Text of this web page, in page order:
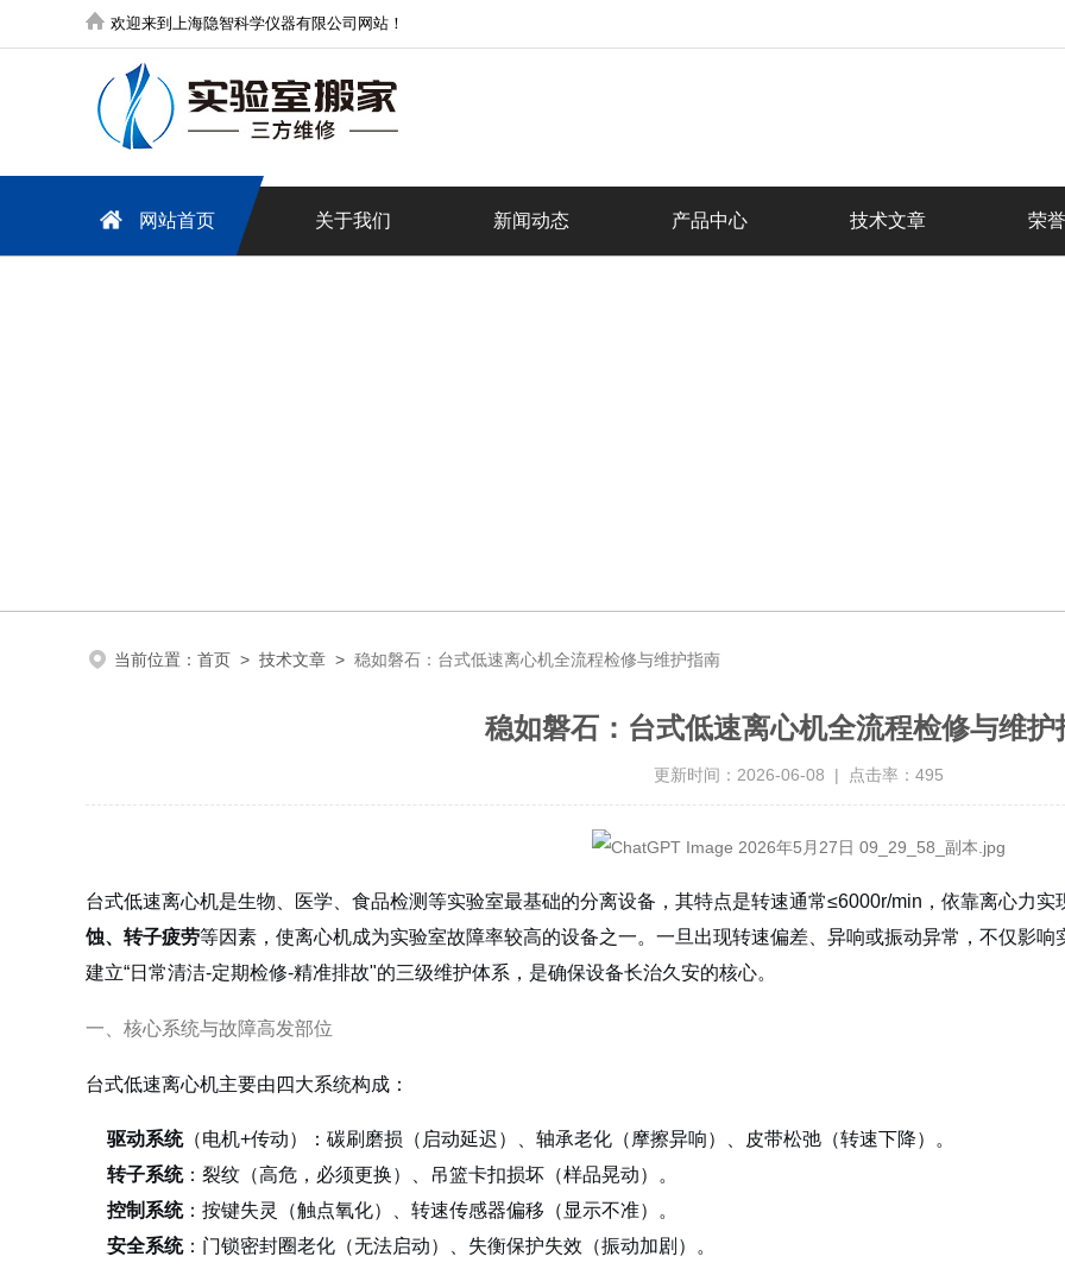
欢迎来到上海隐智科学仪器有限公司网站！
网站首页 关于我们 新闻动态 产品中心 技术文章 荣
当前位置： 首页 > 技术文章 > 稳如磐石：台式低速离心机全流程检修与维护指南
稳如磐石：台式低速离心机全流程检修与维护
更新时间：2026-06-08 | 点击率：495
台式低速离心机是生物、医学、食品检测等实验室最基础的分离设备，其特点是转速通常≤6000r/min，依靠离心力实
蚀、转子疲劳等因素，使离心机成为实验室故障率较高的设备之一。一旦出现转速偏差、异响或振动异常，不仅影
建立“日常清洁-定期检修-精准排故"的三级维护体系，是确保设备长治久安的核心。
一、核心系统与故障高发部位
台式低速离心机主要由四大系统构成：
驱动系统（电机+传动）：碳刷磨损（启动延迟）、轴承老化（摩擦异响）、皮带松弛（转速下降）。
转子系统：裂纹（高危，必须更换）、吊篮卡扣损坏（样品晃动）。
控制系统：按键失灵（触点氧化）、转速传感器偏移（显示不准）。
安全系统：门锁密封圈老化（无法启动）、失衡保护失效（振动加剧）。